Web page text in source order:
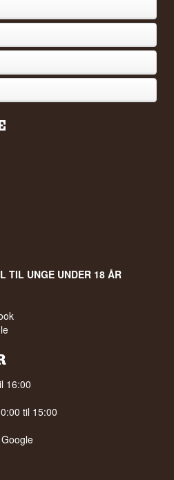
TIL UNGE UNDER 18 ÅR
16:00
til 15:00
Google